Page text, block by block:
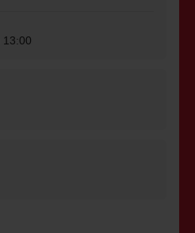
13:00